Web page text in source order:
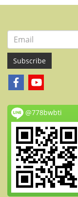
Subscribe
@778bwbti